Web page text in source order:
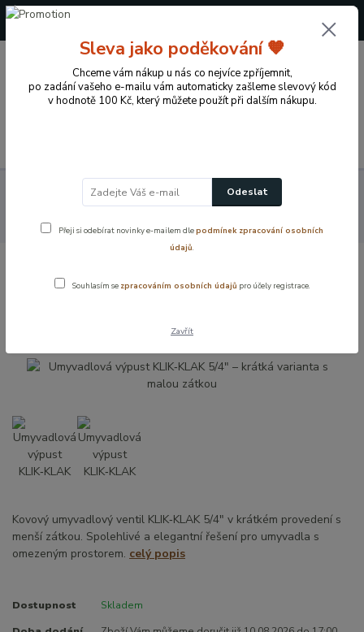
+420 724 722 973
0 Kč
Koupelnové vybavení a doplňky Sifony a ventily
sifony a výpusti
Umyvadlová výpust KLIK‑KLAK 5/4" – krátká varianta
s malou zátkou
Umyvadlová výpust KLIK‑KLAK 5/4" –
Kovový umyvadlový ventil KLIK‑KLAK 5/4" v krátkém provedení s
menší zátkou. Spolehlivé a elegantní řešení pro umyvadla s
omezeným prostorem. celý popis
Dostupnost Skladem
Sleva jako poděkování 🧡
Chceme vám nákup u nás co nejvíce zpříjemnit,
po zadání vašeho e-mailu vám automaticky zašleme slevový kód
v hodnotě 100 Kč, který můžete použít při dalším nákupu.
Odeslat
Přeji si odebírat novinky e-mailem dlepodmínek zpracování osobních
údajů.
Souhlasím se zpracováním osobních údajů pro účely registrace.
Zavřít